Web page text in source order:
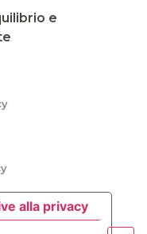
e
alla privacy